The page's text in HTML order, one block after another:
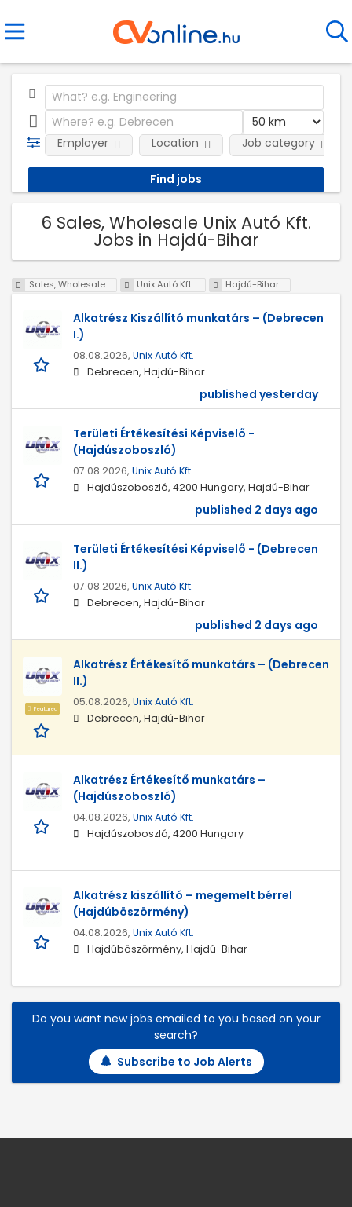
Employer Location Job category
6 Sales, Wholesale Unix Autó Kft.
Jobs in Hajdú-Bihar
Sales, Wholesale Unix Autó Kft. Hajdú-Bihar
Alkatrész Kiszállító munkatárs – (Debrecen
I.)
08.08.2026, Unix Autó Kft.
Debrecen, Hajdú-Bihar
published yesterday
Területi Értékesítési Képviselő -
(Hajdúszoboszló)
07.08.2026, Unix Autó Kft.
Hajdúszoboszló, 4200 Hungary, Hajdú-Bihar
published 2 days ago
Területi Értékesítési Képviselő - (Debrecen
II.)
07.08.2026, Unix Autó Kft.
Debrecen, Hajdú-Bihar
published 2 days ago
Featured
Alkatrész Értékesítő munkatárs – (Debrecen
II.)
05.08.2026, Unix Autó Kft.
Debrecen, Hajdú-Bihar
Alkatrész Értékesítő munkatárs –
(Hajdúszoboszló)
04.08.2026, Unix Autó Kft.
Hajdúszoboszló, 4200 Hungary
Alkatrész kiszállító – megemelt bérrel
(Hajdúböszörmény)
04.08.2026, Unix Autó Kft.
Hajdúböszörmény, Hajdú-Bihar
Do you want new jobs emailed to you based on your
search?
Subscribe to Job Alerts